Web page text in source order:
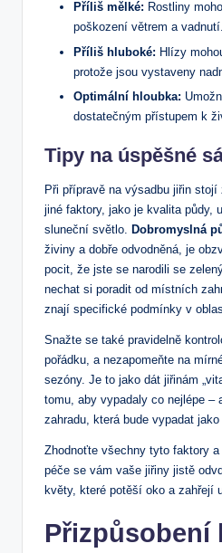
Příliš mělké: Rostliny
poškození větrem a vadnutí.
Příliš hluboké: Hlízy
protože jsou vystaveny
Optimální hloubka:
dostatečným přístupem k
Tipy na úspěšné
Při přípravě na výsadbu jiřin
jiné faktory, jako je kvalita půdy,
sluneční světlo. Dobromyslná
živiny a dobře odvodněná, je
pocit, že jste se narodili se
nechat si poradit od místních
znají specifické podmínky v
Snažte se také pravidelně
pořádku, a nezapomeňte na
sezóny. Je to jako dát jiřinám
tomu, aby vypadaly co nejlépe –
zahradu, která bude vypadat
Zhodnoťte všechny tyto faktory
péče se vám vaše jiřiny jistě
květy, které potěší oko a zahřejí
Přizpůsobení